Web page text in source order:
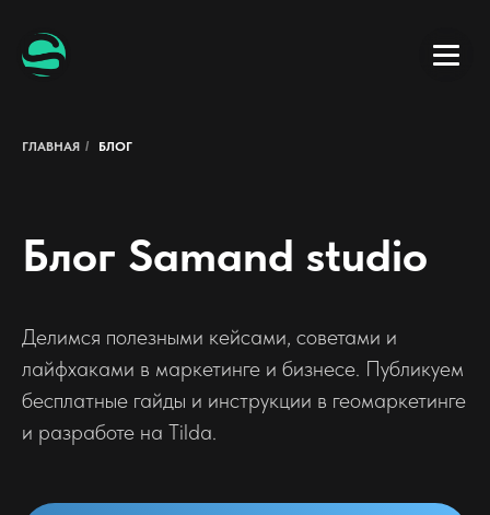
ГЛАВНАЯ / БЛОГ
Блог Samand studio
Делимся полезными кейсами, советами и
лайфхаками в маркетинге и бизнесе. Публикуем
бесплатные гайды и инструкции в геомаркетинге
и разработе на Tilda.